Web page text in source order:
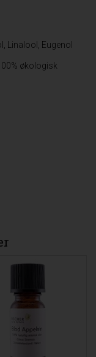
Linalool, Eugenol
økologisk